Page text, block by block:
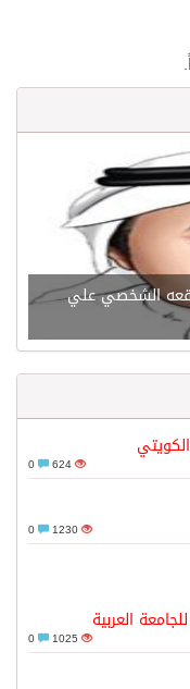
الشخصي علي
624
1230
العربية
1025